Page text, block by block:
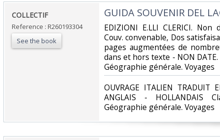
‎COLLECTIF‎
Reference : R260193304
See the book
‎GUIDA SOUVENIR DEL
‎EDIZIONI E.LLI CLERICI.
Couv. convenable, Dos
pages augmentées de
dans et hors texte - NON
Géographie générale. Voyages‎
‎OUVRAGE ITALIEN TRADUIT
ANGLAIS - HOLLANDAIS
Géographie générale. Voyages‎